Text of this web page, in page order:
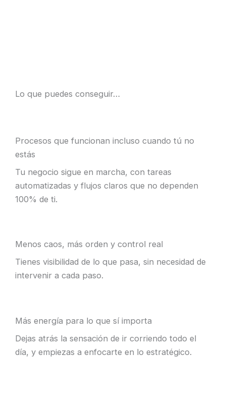
Lo que puedes conseguir…
Procesos que funcionan incluso cuando tú no
estás
Tu negocio sigue en marcha, con tareas
automatizadas y flujos claros que no dependen
100% de ti.
Menos caos, más orden y control real
Tienes visibilidad de lo que pasa, sin necesidad de
intervenir a cada paso.
Más energía para lo que sí importa
Dejas atrás la sensación de ir corriendo todo el
día, y empiezas a enfocarte en lo estratégico.